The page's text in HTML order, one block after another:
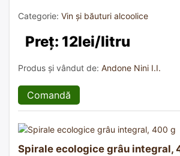
Categorie: Vin și băuturi alcoolice
Preț: 12lei/litru
Produs și vândut de: Andone Nini I.I.
Comandă
Spirale ecologice grâu integral,